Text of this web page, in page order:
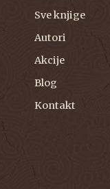
Sve knjige
Autori
Akcije
Blog
Kontakt